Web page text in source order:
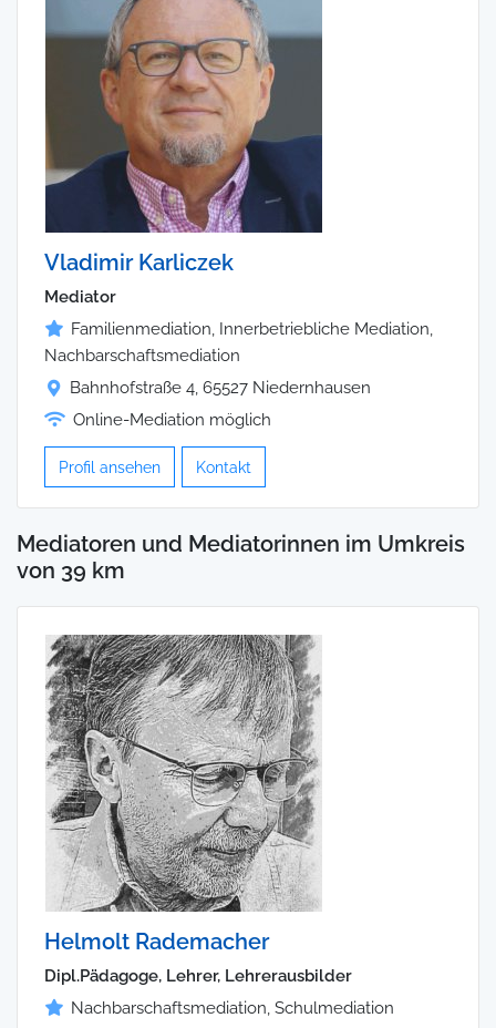
Vladimir Karliczek
Mediator
Familienmediation, Innerbetriebliche Mediation,
Nachbarschaftsmediation
Bahnhofstraße 4, 65527 Niedernhausen
Online-Mediation möglich
Profil ansehen Kontakt
Mediatoren und Mediatorinnen im Umkreis
von 39 km
Helmolt Rademacher
Dipl.Pädagoge, Lehrer, Lehrerausbilder
Nachbarschaftsmediation, Schulmediation